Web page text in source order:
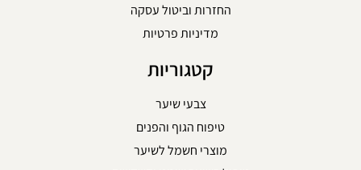
החזרות וביטול עסקה
מדיניות פרטיות
קטגוריות
צבעי שיער
טיפוח הגוף והפנים
מוצרי חשמל לשיער